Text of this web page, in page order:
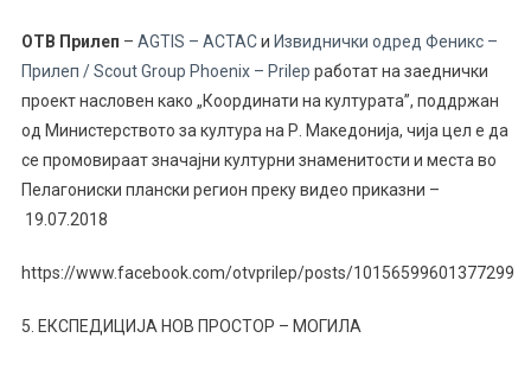
ОТВ Прилеп – AGTIS – ACTACи Извиднички одред Феникс –
Прилеп / Scout Group Phoenix – Prilep работат на заеднички
проект насловен како „Координати на културата”, поддржан
од Министерството за култура на Р. Македонија, чија цел е да
се промовираат значајни културни знаменитости и места во
Пелагониски плански регион преку видео приказни –
19.07.2018
https://www.facebook.com/otvprilep/posts/10156599601377299
5. ЕКСПЕДИЦИЈА НОВ ПРОСТОР – МОГИЛА